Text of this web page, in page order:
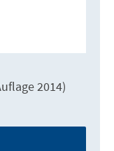
2014)